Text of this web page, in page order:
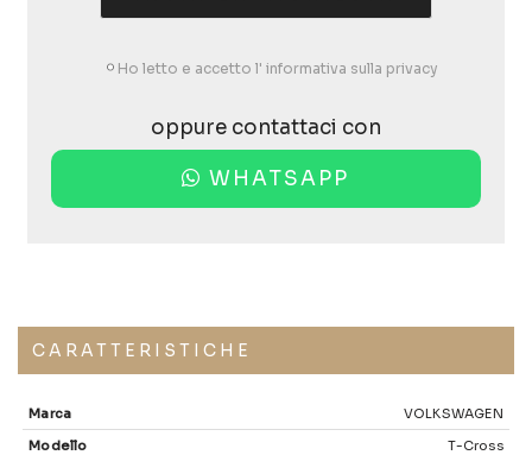
Ho letto e accetto l' informativa sulla privacy
oppure contattaci con
WHATSAPP
Marca
VOLKSWAGEN
Modello
T-Cross